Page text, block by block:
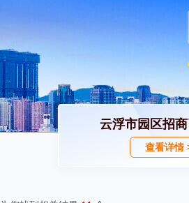
云浮市园区招
查看详情